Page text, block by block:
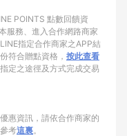
POINTS 點數回饋資
服務、進入合作網路商家
指定合作商家之APP結
符合贈點資格， 按此查看
定之途徑及方式完成交易
惠資訊，請依合作商家的
考這裏。